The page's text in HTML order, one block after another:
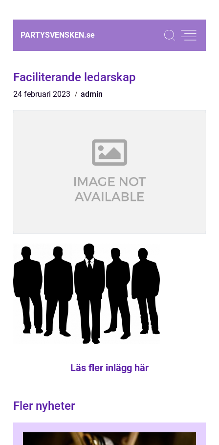
PARTYSVENSKEN.se
Faciliterande ledarskap
24 februari 2023 admin
Läs fler inlägg här
Fler nyheter